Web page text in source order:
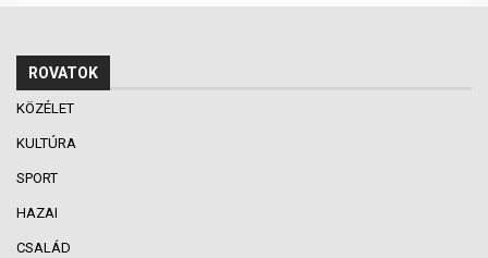
ROVATOK
KÖZÉLET
KULTÚRA
SPORT
HAZAI
CSALÁD